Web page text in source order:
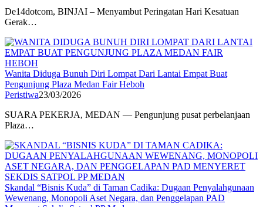
De14dotcom, BINJAI – Menyambut Peringatan Hari Kesatuan
Gerak…
Wanita Diduga Bunuh Diri Lompat Dari Lantai Empat ‎Buat
Pengunjung Plaza Medan Fair Heboh
Peristiwa23/03/2026
SUARA PEKERJA, MEDAN — Pengunjung pusat perbelanjaan
Plaza…
Skandal “Bisnis Kuda” di Taman Cadika: Dugaan Penyalahgunaan
Wewenang, Monopoli Aset Negara, dan Penggelapan PAD